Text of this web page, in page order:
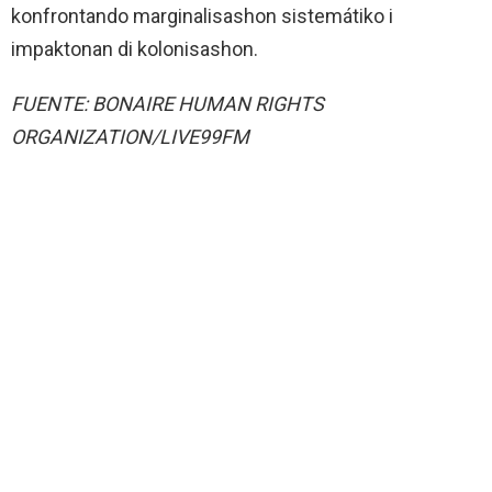
konfrontando marginalisashon sistemátiko i
impaktonan di kolonisashon.
FUENTE: BONAIRE HUMAN RIGHTS
ORGANIZATION/LIVE99FM